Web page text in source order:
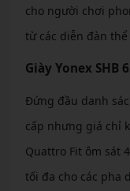
cho người chơi
từ các diễn đàn
Giày Yonex SHB
Đứng đầu danh
cấp nhưng giá chỉ
Quattro Fit ôm sát
tối đa cho các pha